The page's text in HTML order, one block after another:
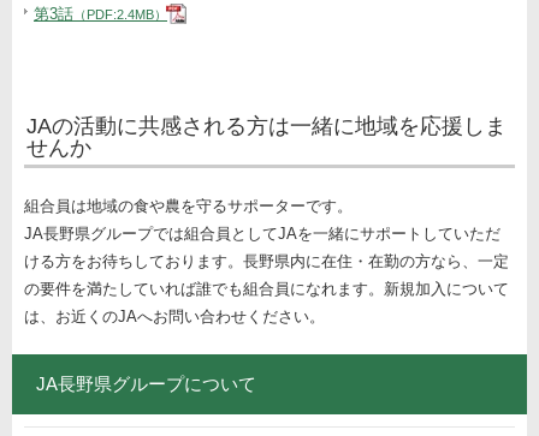
第3話 （PDF:2.4MB）
JAの活動に共感される方は一緒に地域を応援しま
せんか
組合員は地域の食や農を守るサポーターです。
JA長野県グループでは組合員としてJAを一緒にサポートしていただ
ける方をお待ちしております。長野県内に在住・在勤の方なら、一定
の要件を満たしていれば誰でも組合員になれます。新規加入について
は、お近くのJAへお問い合わせください。
JA長野県グループについて